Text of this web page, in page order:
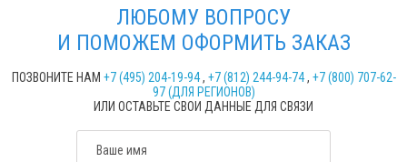
ЛЮБОМУ ВОПРОСУ
И ПОМОЖЕМ ОФОРМИТЬ ЗАКАЗ
ПОЗВОНИТЕ НАМ +7 (495) 204-19-94, +7 (812) 244-94-74, +7 (800) 707-62-
97 (ДЛЯ РЕГИОНОВ)
ИЛИ ОСТАВЬТЕ СВОИ ДАННЫЕ ДЛЯ СВЯЗИ
Ваше имя